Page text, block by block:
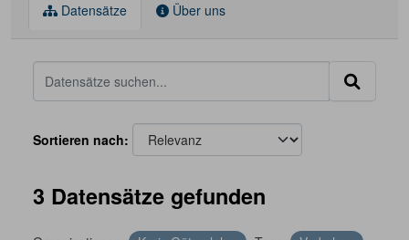
Datensätze Über uns
Sortieren nach
3 Datensätze gefunden